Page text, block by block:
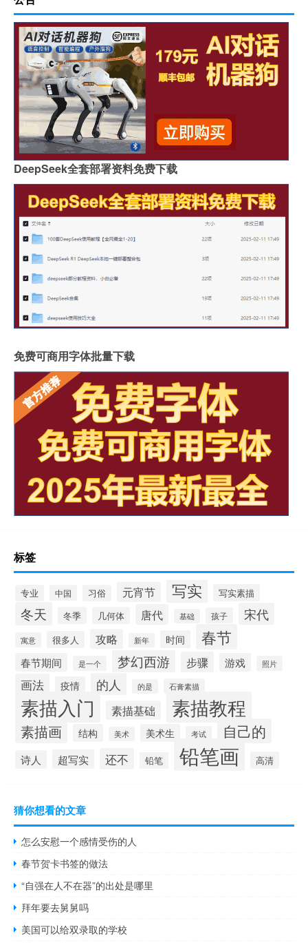
DeepSeek全套部署资料免费下载
免费可商用字体批量下载
标签
专业 中国 习俗 元宵节 写实 写实素描
冬天 冬季 几何体 唐代 基础 孩子 宋代
寓意 很多人 攻略 新年 时间 春节
春节期间 是一个 梦幻西游 步骤 游戏 照片
画法 疫情 的人 的是 石膏素描
素描入门 素描基础 素描教程
素描画 结构 美术 美术生 考试 自己的
诗人 超写实 还不 铅笔 铅笔画 高清
猜你想看的文章
怎么安慰一个感情受伤的人
春节贺卡书签的做法
“自强在人不在器”的出处是哪里
拜年要去舅舅吗
美国可以给双录取的学校